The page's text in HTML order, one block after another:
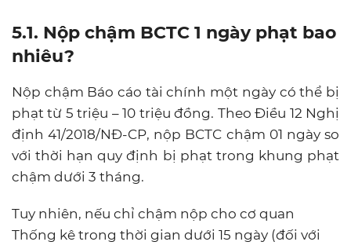
5.1. Nộp chậm BCTC 1 ngày phạt bao
nhiêu?
Nộp chậm Báo cáo tài chính một ngày có thể bị
phạt từ 5 triệu – 10 triệu đồng. Theo Điều 12 Nghị
định 41/2018/NĐ-CP, nộp BCTC chậm 01 ngày so
với thời hạn quy định bị phạt trong khung phạt
chậm dưới 3 tháng.
Tuy nhiên, nếu chỉ chậm nộp cho cơ quan
Thống kê trong thời gian dưới 15 ngày (đối với